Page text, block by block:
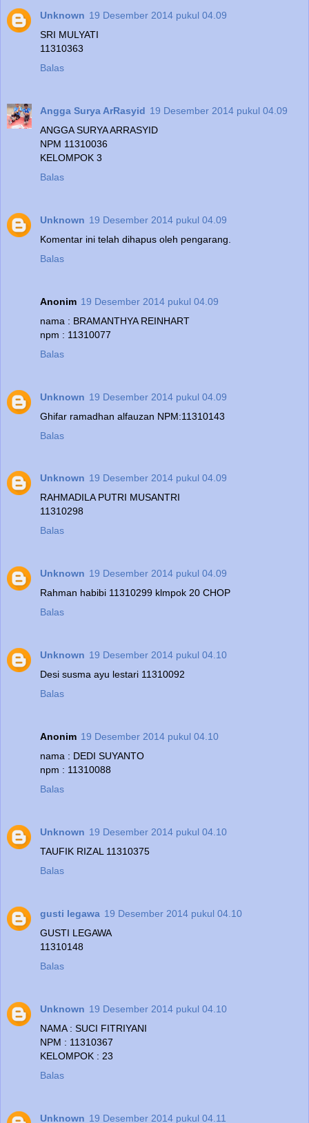
Unknown 19 Desember 2014 pukul 04.09
SRI MULYATI
11310363
Balas
Angga Surya ArRasyid 19 Desember 2014 pukul 04.09
ANGGA SURYA ARRASYID
NPM 11310036
KELOMPOK 3
Balas
Unknown 19 Desember 2014 pukul 04.09
Komentar ini telah dihapus oleh pengarang.
Balas
Anonim 19 Desember 2014 pukul 04.09
nama : BRAMANTHYA REINHART
npm : 11310077
Balas
Unknown 19 Desember 2014 pukul 04.09
Ghifar ramadhan alfauzan NPM:11310143
Balas
Unknown 19 Desember 2014 pukul 04.09
RAHMADILA PUTRI MUSANTRI
11310298
Balas
Unknown 19 Desember 2014 pukul 04.09
Rahman habibi 11310299 klmpok 20 CHOP
Balas
Unknown 19 Desember 2014 pukul 04.10
Desi susma ayu lestari 11310092
Balas
Anonim 19 Desember 2014 pukul 04.10
nama : DEDI SUYANTO
npm : 11310088
Balas
Unknown 19 Desember 2014 pukul 04.10
TAUFIK RIZAL 11310375
Balas
gusti legawa 19 Desember 2014 pukul 04.10
GUSTI LEGAWA
11310148
Balas
Unknown 19 Desember 2014 pukul 04.10
NAMA : SUCI FITRIYANI
NPM : 11310367
KELOMPOK : 23
Balas
Unknown 19 Desember 2014 pukul 04.11